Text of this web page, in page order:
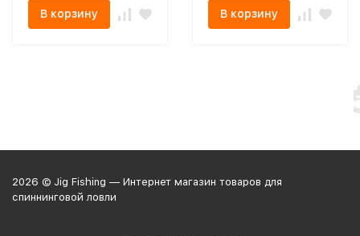
В корзину В корзину
2026 © Jig Fishing — Интернет магазин товаров для
спиннинговой ловли